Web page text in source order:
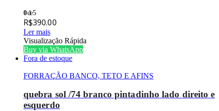
0de 5
R$390.00
Ler mais
Visualização Rápida
Buy via WhatsApp
Fora de estoque
FORRAÇÃO BANCO, TETO E AFINS
quebra sol /74 branco pintadinho lado direito e
esquerdo